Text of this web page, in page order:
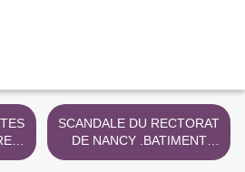
SCANDALE DU RECTORAT
DE NANCY .BATIMENT
MAL ENTRETENU >